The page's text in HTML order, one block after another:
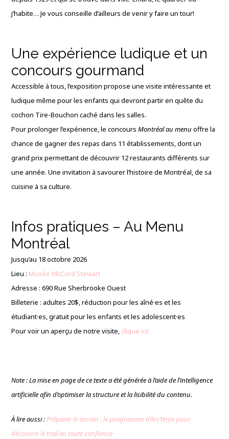
j’habite… Je vous conseille d’ailleurs de venir y faire un tour!
Une expérience ludique et un
concours gourmand
Accessible à tous, l’exposition propose une visite intéressante et
ludique même pour les enfants qui devront partir en quête du
cochon Tire-Bouchon caché dans les salles.
Pour prolonger l’expérience, le concoursMontréal au menu offre la
chance de gagner des repas dans 11 établissements, dont un
grand prix permettant de découvrir 12 restaurants différents sur
une année. Une invitation à savourer l’histoire de Montréal, de sa
cuisine à sa culture.
Infos pratiques – Au Menu
Montréal
Jusqu’au 18 octobre 2026
Lieu : Musée McCord Stewart
Adresse : 690 Rue Sherbrooke Ouest
Billeterie : adultes 20$, réduction pour les aîné·es et les
étudiant·es, gratuit pour les enfants et les adolescent·es
Pour voir un aperçu de notre visite, clique ici!
Note : La mise en page de ce texte a été générée à l’aide de l’intelligence
artificielle afin d’optimiser la structure et la lisibilité du contenu.
À lire aussi :Préparer le terrain : le programme d’Arc’teryx pour
découvrir le trail en toute confiance